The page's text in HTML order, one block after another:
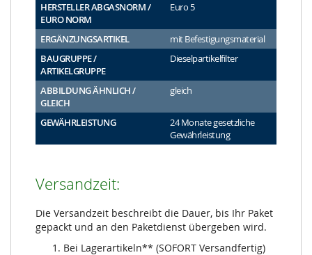
HERSTELLER ABGASNORM /
EURO NORM
Euro 5
ERGÄNZUNGSARTIKEL
mit Befestigungsmaterial
BAUGRUPPE /
ARTIKELGRUPPE
Dieselpartikelfilter
ABBILDUNG ÄHNLICH /
GLEICH
gleich
GEWÄHRLEISTUNG
24 Monate gesetzliche
Gewährleistung
Versandzeit:
Die Versandzeit beschreibt die Dauer, bis Ihr Paket
gepackt und an den Paketdienst übergeben wird.
Bei Lagerartikeln** (SOFORT Versandfertig)